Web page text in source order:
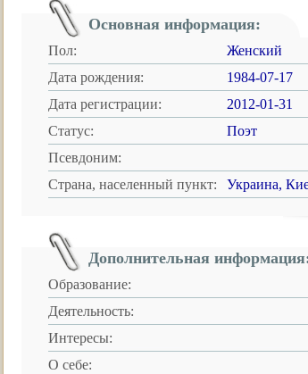
Основная информация:
Пол:
Женский
Дата рождения:
1984-07-17
Дата регистрации:
2012-01-31
Статус:
Поэт
Псевдоним:
Страна, населенный пункт:
Украина,
Дополнительная
Образование:
Деятельность:
Интересы:
О себе: